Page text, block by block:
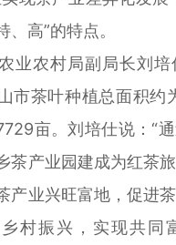
、高”的特点。
业农村局副局长刘培
市茶叶种植总面积约
亩。刘培仕说：“
茶产业园建成为红茶
产业兴旺富地，促进
村振兴，实现共同